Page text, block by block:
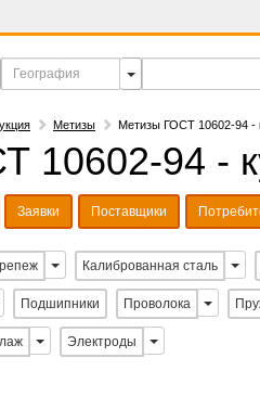
Метизы Метизы ГОСТ 10602-94 -
10602-94 -
Заявки Поставщики
Калиброванная сталь
Подшипники Проволока
Электроды